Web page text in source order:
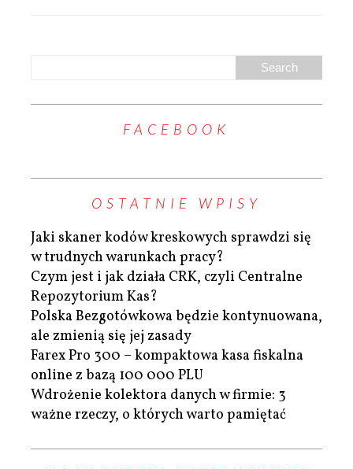
FACEBOOK
OSTATNIE WPISY
Jaki skaner kodów kreskowych sprawdzi się
w trudnych warunkach pracy?
Czym jest i jak działa CRK, czyli Centralne
Repozytorium Kas?
Polska Bezgotówkowa będzie kontynuowana,
ale zmienią się jej zasady
Farex Pro 300 – kompaktowa kasa fiskalna
online z bazą 100 000 PLU
Wdrożenie kolektora danych w firmie: 3
ważne rzeczy, o których warto pamiętać